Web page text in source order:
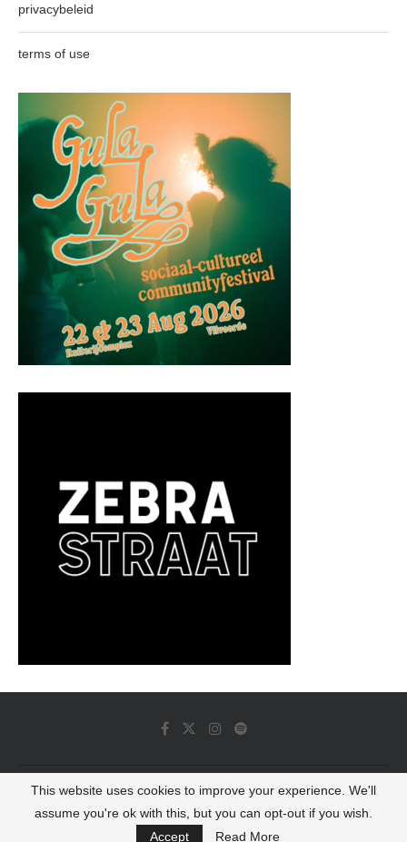
privacybeleid
terms of use
© 2022 - Luminous Dash All Rights Reserved
BACK TO TOP
This website uses cookies to improve your experience. We'll
assume you're ok with this, but you can opt-out if you wish.
Accept
Read More